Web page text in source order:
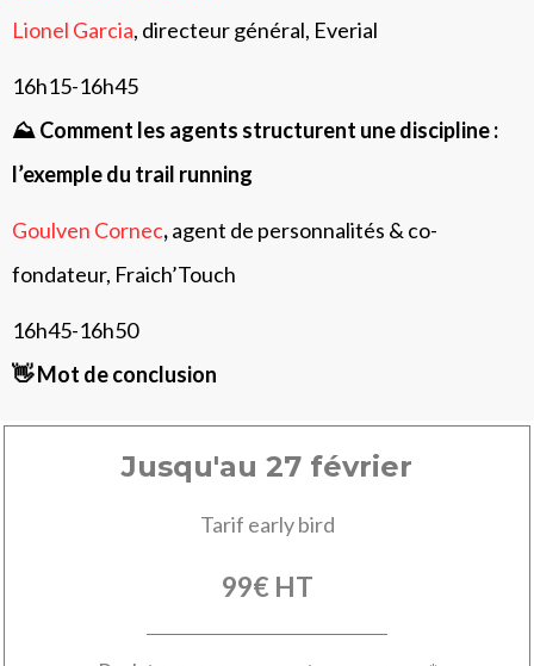
Lionel Garcia, directeur général, Everial
16h15-16h45
⛰️ Comment les agents structurent une discipline :
l’exemple du trail running
Goulven Cornec,agent de personnalités & co-
fondateur, Fraich’Touch
16h45-16h50
👋 Mot de conclusion
Jusqu'au 27 février
Tarif early bird
99€ HT